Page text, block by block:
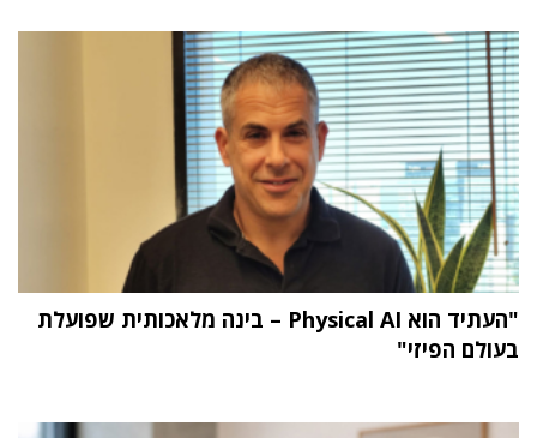
"העתיד הוא Physical AI – בינה מלאכותית שפועלת
בעולם הפיזי"